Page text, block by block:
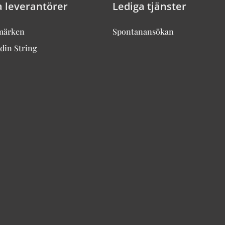
leverantörer
String
Lediga tjänster
Spontanansökan